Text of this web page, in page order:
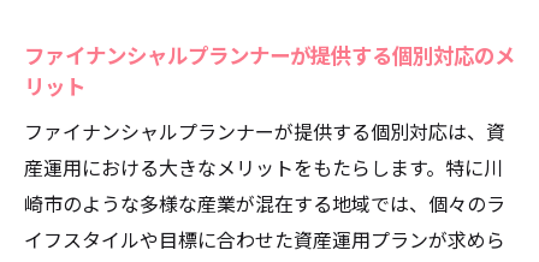
と安定収益の秘訣
ンナーの役割
安定収益を実現するための戦略とは
ファイナンシャルプランナーが教えるリス
ク軽減術
ファイナンシャルプランナーが提供する個別対応のメ
リット
ファイナンシャルプランナーが提供する個別対応は、資
産運用における大きなメリットをもたらします。特に川
崎市のような多様な産業が混在する地域では、個々のラ
イフスタイルや目標に合わせた資産運用プランが求めら